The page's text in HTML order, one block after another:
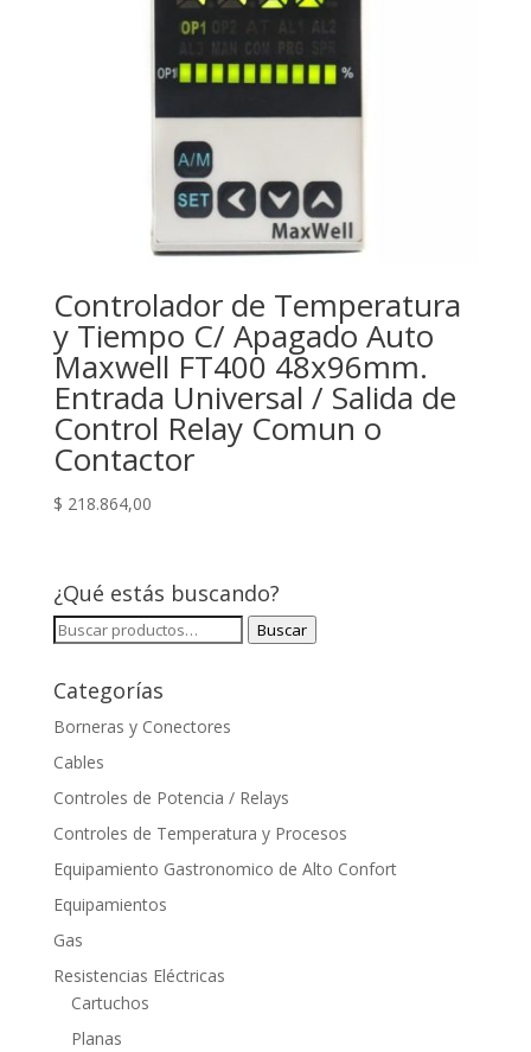
Controlador de Temperatura
y Tiempo C/ Apagado Auto
Maxwell FT400 48x96mm.
Entrada Universal / Salida de
Control Relay Comun o
Contactor
$ 218.864,00
¿Qué estás buscando?
Buscar
Buscar
Categorías
Borneras y Conectores
Cables
Controles de Potencia / Relays
Controles de Temperatura y Procesos
Equipamiento Gastronomico de Alto Confort
Equipamientos
Gas
Resistencias Eléctricas
Cartuchos
Planas